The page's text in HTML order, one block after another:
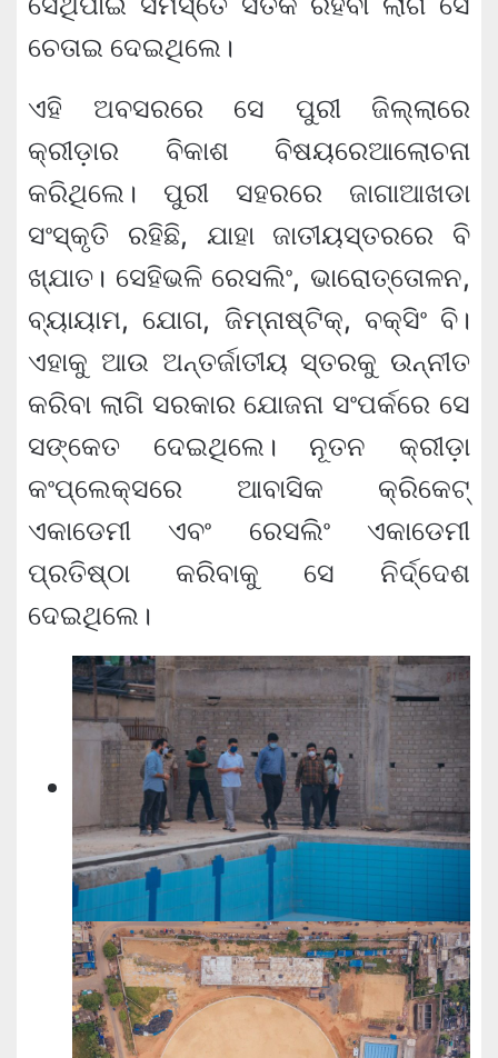
ଚେତାଇ ଦେଇଥିଲେ।
ଏହି ଅବସରରେ ସେ ପୁରୀ ଜିଲ୍ଲାରେ
କ୍ରୀଡ଼ାର ବିକାଶ ବିଷୟରେଆଲୋଚନା
କରିଥିଲେ। ପୁରୀ ସହରରେ ଜାଗାଆଖଡା
ସଂସ୍କୃତି ରହିଛି, ଯାହା ଜାତୀୟସ୍ତରରେ ବି
ଖ୍ଯାତ। ସେହିଭଳି ରେସଲିଂ, ଭାରୋତ୍ତୋଳନ,
ବ୍ୟାୟାମ, ଯୋଗ, ଜିମ୍ନାଷ୍ଟିକ୍, ବକ୍ସିଂ ବି।
ଏହାକୁ ଆଉ ଅନ୍ତର୍ଜାତୀୟ ସ୍ତରକୁ ଉନ୍ନୀତ
କରିବା ଲାଗି ସରକାର ଯୋଜନା ସଂପର୍କରେ ସେ
ସଙ୍କେତ ଦେଇଥିଲେ। ନୂତନ କ୍ରୀଡ଼ା
କଂପ୍ଲେକ୍ସରେ ଆବାସିକ କ୍ରିକେଟ୍
ଏକାଡେମୀ ଏବଂ ରେସଲିଂ ଏକାଡେମୀ
ପ୍ରତିଷ୍ଠା କରିବାକୁ ସେ ନିର୍ଦ୍ଦେଶ
ଦେଇଥିଲେ।